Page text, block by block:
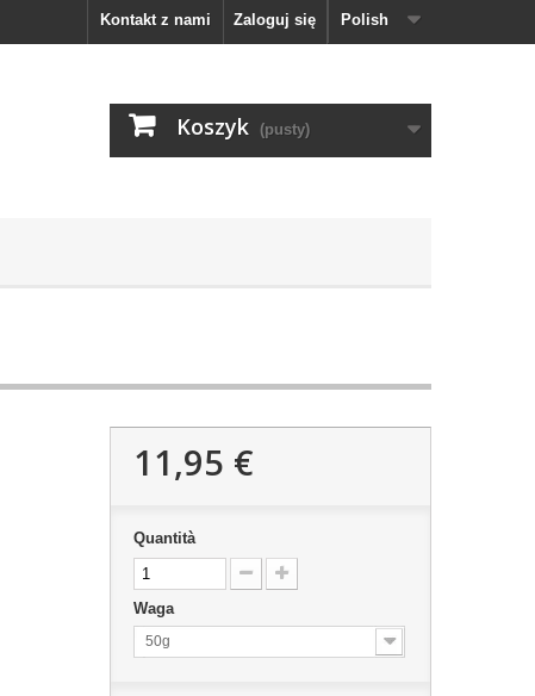
Polish
Zaloguj się
Kontakt z nami
Koszyk (pusty)
11,95 €
Quantità
Waga
50g